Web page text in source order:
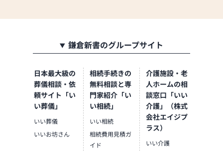
来、数多くのお仏壇
きました。大きな
「信頼」と「責任」
☆南九州エリアでは
お仏壇の販売数・店
舗数ともに№1の企業
です。（令和3年11月
★お仏壇・お仏具だ
けでなく、お墓の企
鎌倉新書のグループサイト
日本最大級の
葬儀相談・依
頼サイト「い
い葬儀」
いい葬儀
いいお坊さん
相続手続きの
無料相談と専
門家紹介「い
い相続」
いい相続
相続費用見積ガ
イド
介護施設・老
人ホームの相
談窓口「いい
介護」（株式
会社エイジプ
ラス）
いい介護